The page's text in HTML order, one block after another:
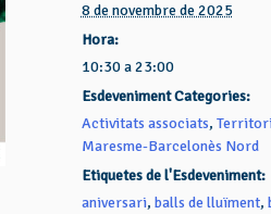
8 de novembre de 2025
Hora:
10:30 a 23:00
Esdeveniment Categories:
Activitats associats,
Maresme-Barcelonès Nord
Etiquetes de l'Esdeveniment:
aniversari, balls de lluïment,